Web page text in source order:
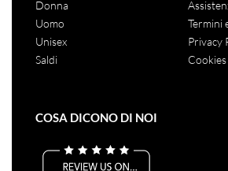
Donna
Uomo
Unisex
Saldi
Termini
Privacy
COSA DICONO DI NOI